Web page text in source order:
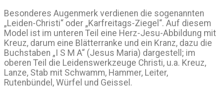
Besonderes Augenmerk verdienen die sogenannten
„Leiden-Christi“ oder „Karfreitags-Ziegel“. Auf diesem
Model ist im unteren Teil eine Herz-Jesu-Abbildung mit
Kreuz, darum eine Blätterranke und ein Kranz, dazu die
Buchstaben „I S M A“ (Jesus Maria) dargestell; im
oberen Teil die Leidenswerkzeuge Christi, u.a. Kreuz,
Lanze, Stab mit Schwamm, Hammer, Leiter,
Rutenbündel, Würfel und Geissel.